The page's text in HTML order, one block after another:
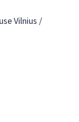
Vilnius /